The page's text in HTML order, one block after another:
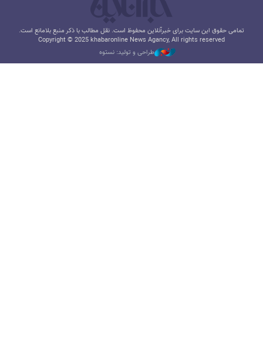
تمامی حقوق این سایت برای خبرآنلاین محفوظ است. نقل مطالب با ذکر منبع بلامانع است.
Copyright © 2025 khabaronline News Agancy, All rights reserved
طراحی و تولید: نستوه